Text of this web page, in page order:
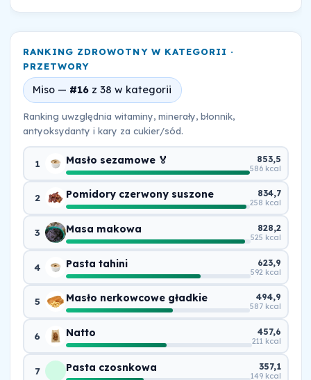
RANKING ZDROWOTNY W KATEGORII ·
PRZETWORY
Miso — #16 z 38 w kategorii
Ranking uwzględnia witaminy, minerały, błonnik,
antyoksydanty i kary za cukier/sód.
1 Masło sezamowe 🏅 853,5
586 kcal
2 Pomidory czerwony suszone 834,7
258 kcal
3 Masa makowa 828,2
525 kcal
4 Pasta tahini 623,9
592 kcal
5 Masło nerkowcowe gładkie 494,9
587 kcal
6 Natto 457,6
211 kcal
7 Pasta czosnkowa 357,1
149 kcal